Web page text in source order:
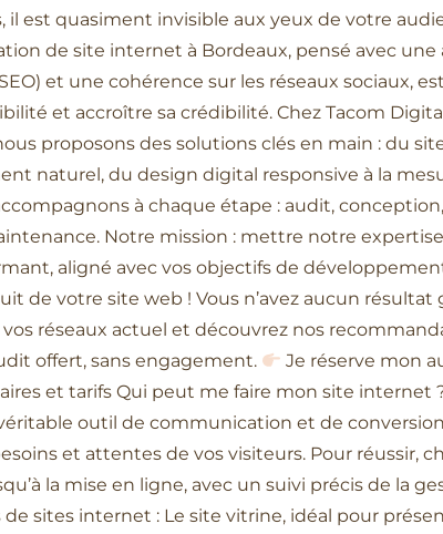
il est quasiment invisible aux yeux de votre
de site internet à Bordeaux, pensé avec une
et une cohérence sur les réseaux sociaux,
et accroître sa crédibilité. Chez Tacom
proposons des solutions clés en main : du
naturel, du design digital responsive à la
à chaque étape : audit,
Notre mission : mettre notre
aligné avec vos objectifs de
de votre site web ! Vous n’avez aucun résultat
réseaux actuel et découvrez nos
offert, sans engagement.
Je réserve mon
et tarifs Qui peut me faire mon site internet
outil de communication et de
et attentes de vos visiteurs. Pour réussir,
la mise en ligne, avec un suivi précis de la
sites internet : Le site vitrine, idéal pour